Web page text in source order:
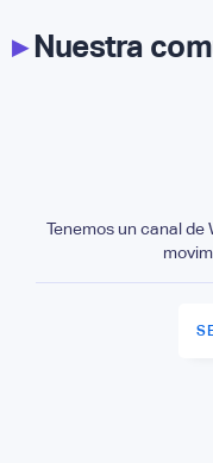
▸Nuestra
Tenemos un canal